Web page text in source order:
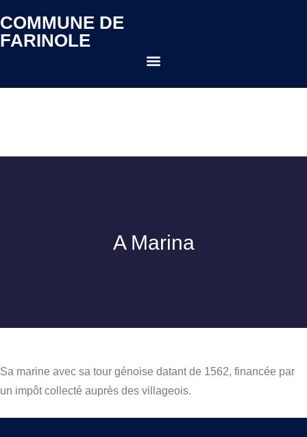
COMMUNE DE
FARINOLE
A Marina
Sa marine avec sa tour génoise datant de 1562, financée par
un impôt collecté auprès des villageois.